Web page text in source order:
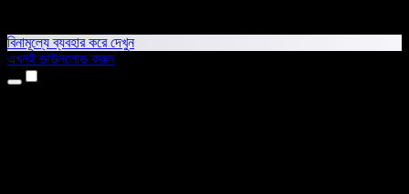
বিনামূল্যে ব্যবহার করে দেখুন
এখনই ডাউনলোড করুন